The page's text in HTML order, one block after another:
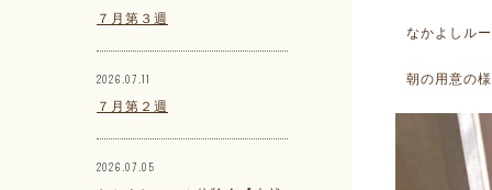
７月第３週
2026.07.11
７月第２週
2026.07.05
なかよしル
朝の用意の